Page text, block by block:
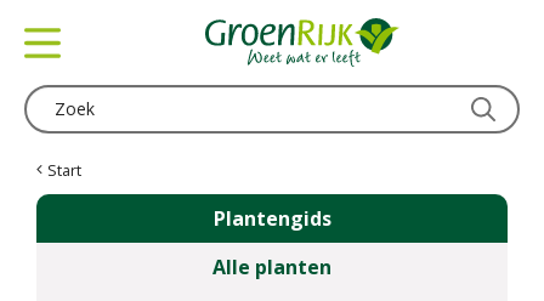
Start
Plantengids
Alle planten